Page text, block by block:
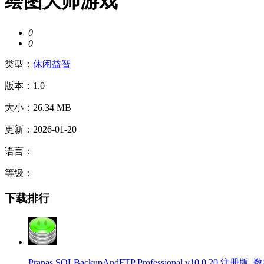
0
0
类型： 休闲益智
版本：1.0
大小：26.34 MB
更新：2026-01-20
语言：
等级：
下载排行